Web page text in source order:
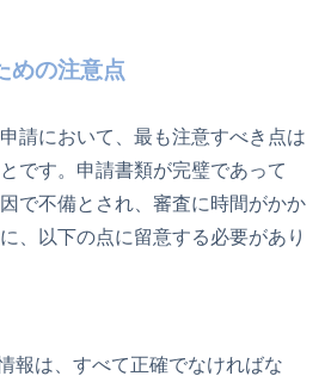
めの注意点
請において、最も注意すべき点は
です。申請書類が完璧であって
で不備とされ、審査に時間がかか
、以下の点に留意する必要があり
報は、すべて正確でなければな